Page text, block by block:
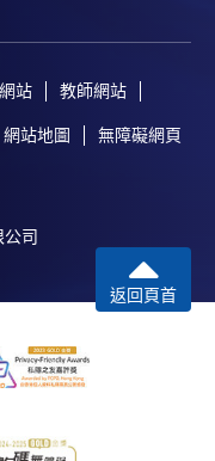
請註明「香港大
、報名表格及有關
而遺失的支票及個
站 教師網站
網站地圖 無障礙網頁
司
返回頁首